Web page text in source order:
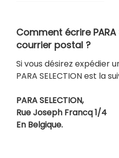
Comment écrire PARA
courrier postal ?
Si vous désirez expédier
PARA SELECTION est la
PARA SELECTION,
Rue Joseph Francq 1/4
En Belgique.